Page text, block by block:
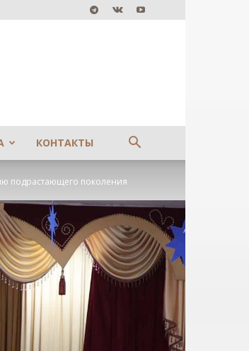
КОНТАКТЫ
подрастающего поколения